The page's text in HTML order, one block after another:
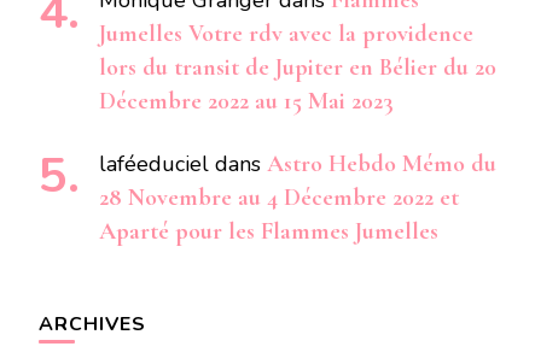
Jumelles Votre rdv avec la providence
lors du transit de Jupiter en Bélier du 20
Décembre 2022 au 15 Mai 2023
laféeduciel dans Astro Hebdo Mémo du
28 Novembre au 4 Décembre 2022 et
Aparté pour les Flammes Jumelles
ARCHIVES